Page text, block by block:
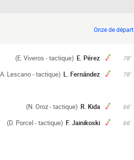
Onze de départ
78'
E. Pérez
(E. Viveros - tactique)
78'
L. Fernández
Lescano - tactique)
66'
R. Kida
(N. Oroz - tactique)
66'
F. Jainikoski
(D. Porcel - tactique)